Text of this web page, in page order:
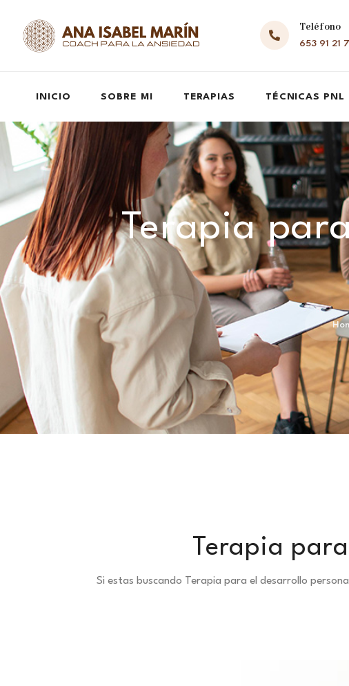
Teléfono
653 91 21
INICIO SOBRE MI TERAPIAS TÉCNICAS PNL
Terapia
Terapia
Si estas buscando Terapia para el desarrollo